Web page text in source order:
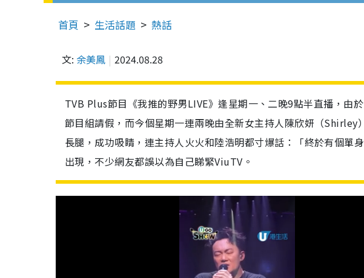
首頁 生活話題 熱話
文: 余美鳳 2024.08.28
TVB Plus節目《我推的野男LIVE》逢星期一、二晚9點半直播，由
節目組請假，而今個星期一連兩晚由全新女主持人陳欣妍（
長腿，成功吸睛，連主持人火火和陸浩明都寸爆話：「終於有個單
出現，不少網友都誤以為自己睇緊ViuTV。